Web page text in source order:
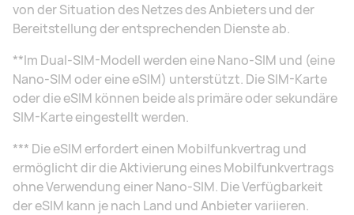
von der Situation des Netzes des Anbieters und der
Bereitstellung der entsprechenden Dienste ab.
**Im Dual-SIM-Modell werden eine Nano-SIM und (eine
Nano-SIM oder eine eSIM) unterstützt. Die SIM-Karte
oder die eSIM können beide als primäre oder sekundäre
SIM-Karte eingestellt werden.
*** Die eSIM erfordert einen Mobilfunkvertrag und
ermöglicht dir die Aktivierung eines Mobilfunkvertrags
ohne Verwendung einer Nano-SIM. Die Verfügbarkeit
der eSIM kann je nach Land und Anbieter variieren.